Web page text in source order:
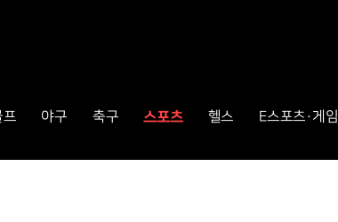
프 야구 축구 스포츠 헬스 E스포츠·게임